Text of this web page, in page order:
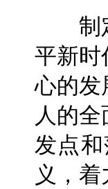
制定
平新时
心的发
人的
发点
义，